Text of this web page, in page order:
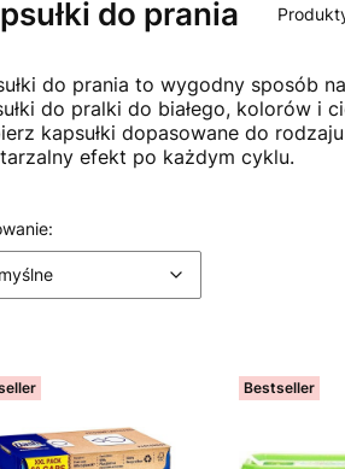
do prania
do prania to wygodny sposób
do pralki do białego, kolorów i
kapsułki dopasowane do
efekt po każdym cyklu.
produktów
Bestseller